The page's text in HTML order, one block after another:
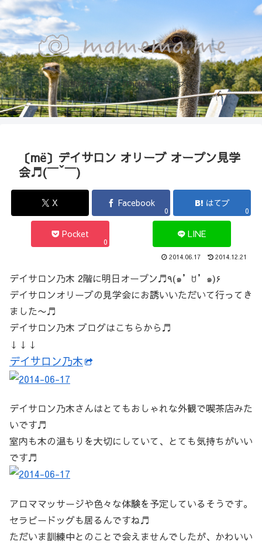
函館のカメラマン『Photo箱』naoのブログ
〔më〕デイサロン オリーブ オープン見学
会♬(￣ˇ￣)
X Facebook
0
はてブ
0
Pocket
0
LINE
2014.06.17 2014.12.21
デイサロン乃木 2階に明日オープン♬٩(๑’ꇴ’๑)۶
デイサロンオリーブの見学会にお誘いいただいて行ってき
ました〜♬
デイサロン乃木 ブログはこちらから♬
↓↓↓
デイサロン乃木
デイサロン乃木さんはとてもおしゃれな外観で喫茶店みた
いです♬
室内も木の温もりを大切にしていて、とても気持ちがいい
です♬
アロママッサージや色々な体験を予定しているそうです。
セラピードッグも居るんですね♬
ただいま訓練中とのことで会えませんでしたが、かわいい